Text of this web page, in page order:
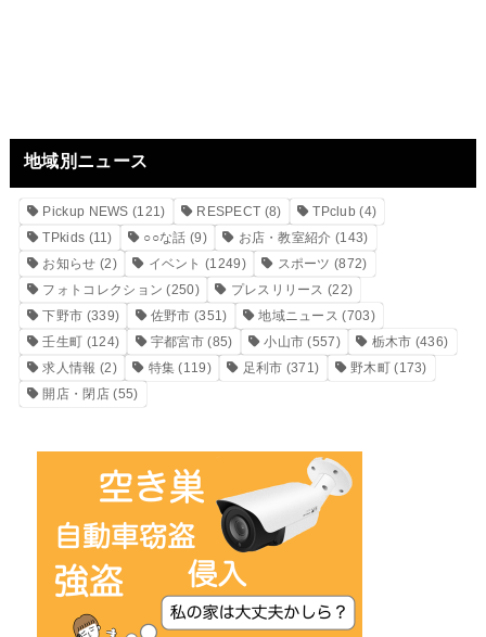
地域別ニュース
Pickup NEWS (121) RESPECT (8) TPclub (4)
TPkids (11) ○○な話 (9) お店・教室紹介 (143)
お知らせ (2) イベント (1249) スポーツ (872)
フォトコレクション (250) プレスリリース (22)
下野市 (339) 佐野市 (351) 地域ニュース (703)
壬生町 (124) 宇都宮市 (85) 小山市 (557) 栃木市 (436)
求人情報 (2) 特集 (119) 足利市 (371) 野木町(173)
開店・閉店(55)